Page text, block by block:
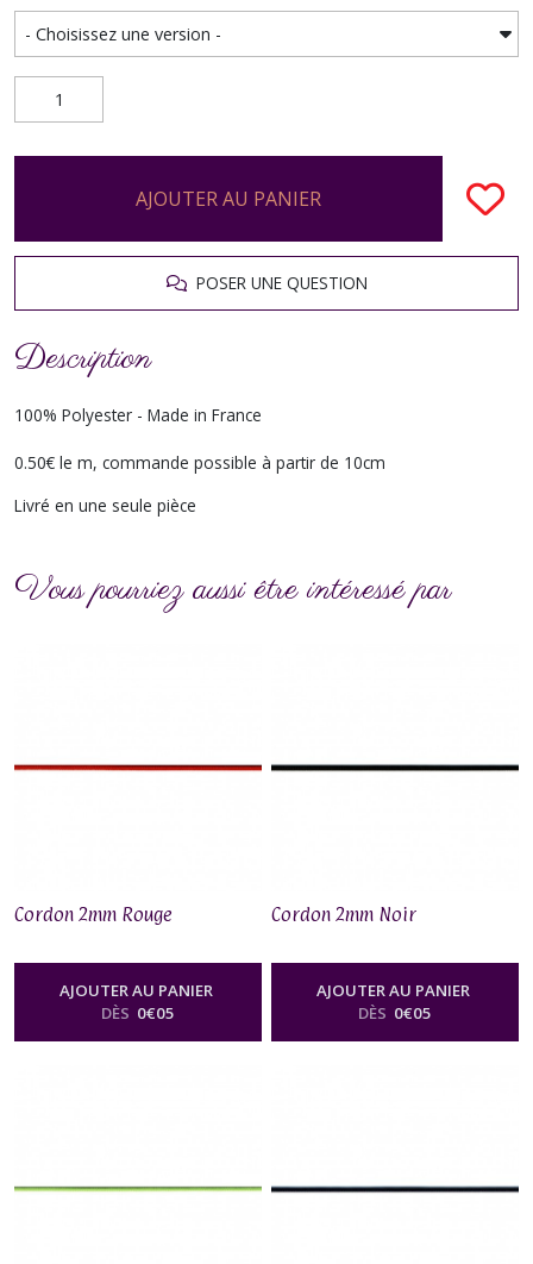
AJOUTER AU PANIER
POSER UNE QUESTION
Description
100% Polyester - Made in France
0.50€ le m, commande possible à partir de 10cm
Livré en une seule pièce
Vous pourriez aussi être intéressé par
Cordon 2mm Rouge
AJOUTER AU PANIER
DÈS 0€05
Cordon 2mm Noir
AJOUTER AU PANIER
DÈS 0€05